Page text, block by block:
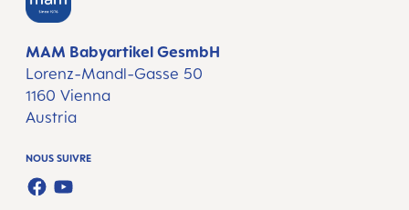
MAM Babyartikel GesmbH
Lorenz-Mandl-Gasse 50
1160 Vienna
Austria
NOUS SUIVRE
FACEBOOK
YOUTUBE